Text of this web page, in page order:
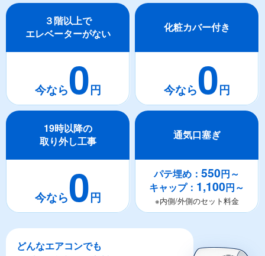
３階以上で
エレベーターがない
0
化粧カバー付き
0
19時以降の
取り外し工事
0
通気口塞ぎ
パテ埋め：550円～
キャップ： 1,100円～
※内側/外側のセット料金
どんなエアコンでも